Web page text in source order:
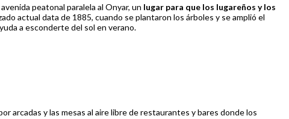
peatonal paralela al Onyar, un lugar para que los lugareños y los
actual data de 1885, cuando se plantaron los árboles y se amplió el
a esconderte del sol en verano.
arcadas y las mesas al aire libre de restaurantes y bares donde los